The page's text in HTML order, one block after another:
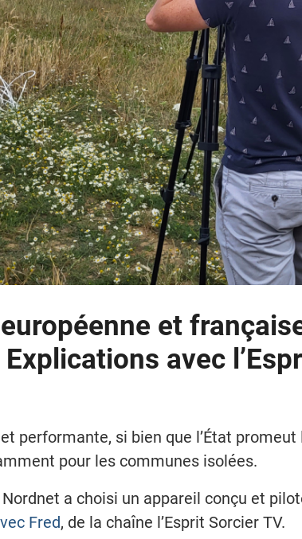
et
avec
performante, si bien que l’État promeut
pour les communes isolées.
a choisi un appareil conçu et
Fred, de la chaîne l’Esprit Sorcier TV.